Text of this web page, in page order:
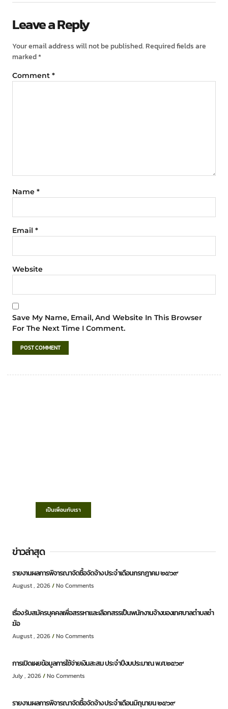
Leave a Reply
Your email address will not be published. Required fields are
marked*
Comment *
Name *
Email *
Website
Save My Name, Email, And Website In This Browser
For The Next Time I Comment.
เป็นเพื่อนกับเรา
ข่าวล่าสุด
รายงานผลการพิจารณาจัดซื้อจัดจ้าง ประจำเดือนกรกฎาคม ๒๕๖๙
August , 2026 No Comments
เรื่อง รับสมัครบุคคลเพื่อสรรหาและเลือกสรรเป็นพนักงานจ้างของเทศบาลตำบลชำ
ฆ้อ
August , 2026 No Comments
การเปิดเผยข้อมูลการใช้จ่ายเงินสะสม ประจำปีงบประมาณ พ.ศ.๒๕๖๙
July , 2026 No Comments
รายงานผลการพิจารณาจัดซื้อจัดจ้าง ประจำเดือนมิถุนายน ๒๕๖๙